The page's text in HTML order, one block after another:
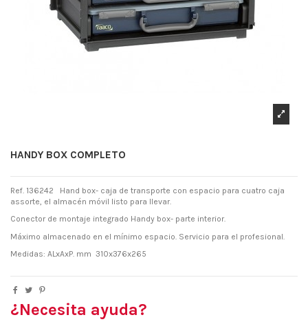
HANDY BOX COMPLETO
Ref. 136242 Hand box- caja de transporte con espacio para cuatro caja
assorte, el almacén móvil listo para llevar.
Conector de montaje integrado Handy box- parte interior.
Máximo almacenado en el mínimo espacio. Servicio para el profesional.
Medidas: ALxAxP. mm 310x376x265
¿Necesita ayuda?